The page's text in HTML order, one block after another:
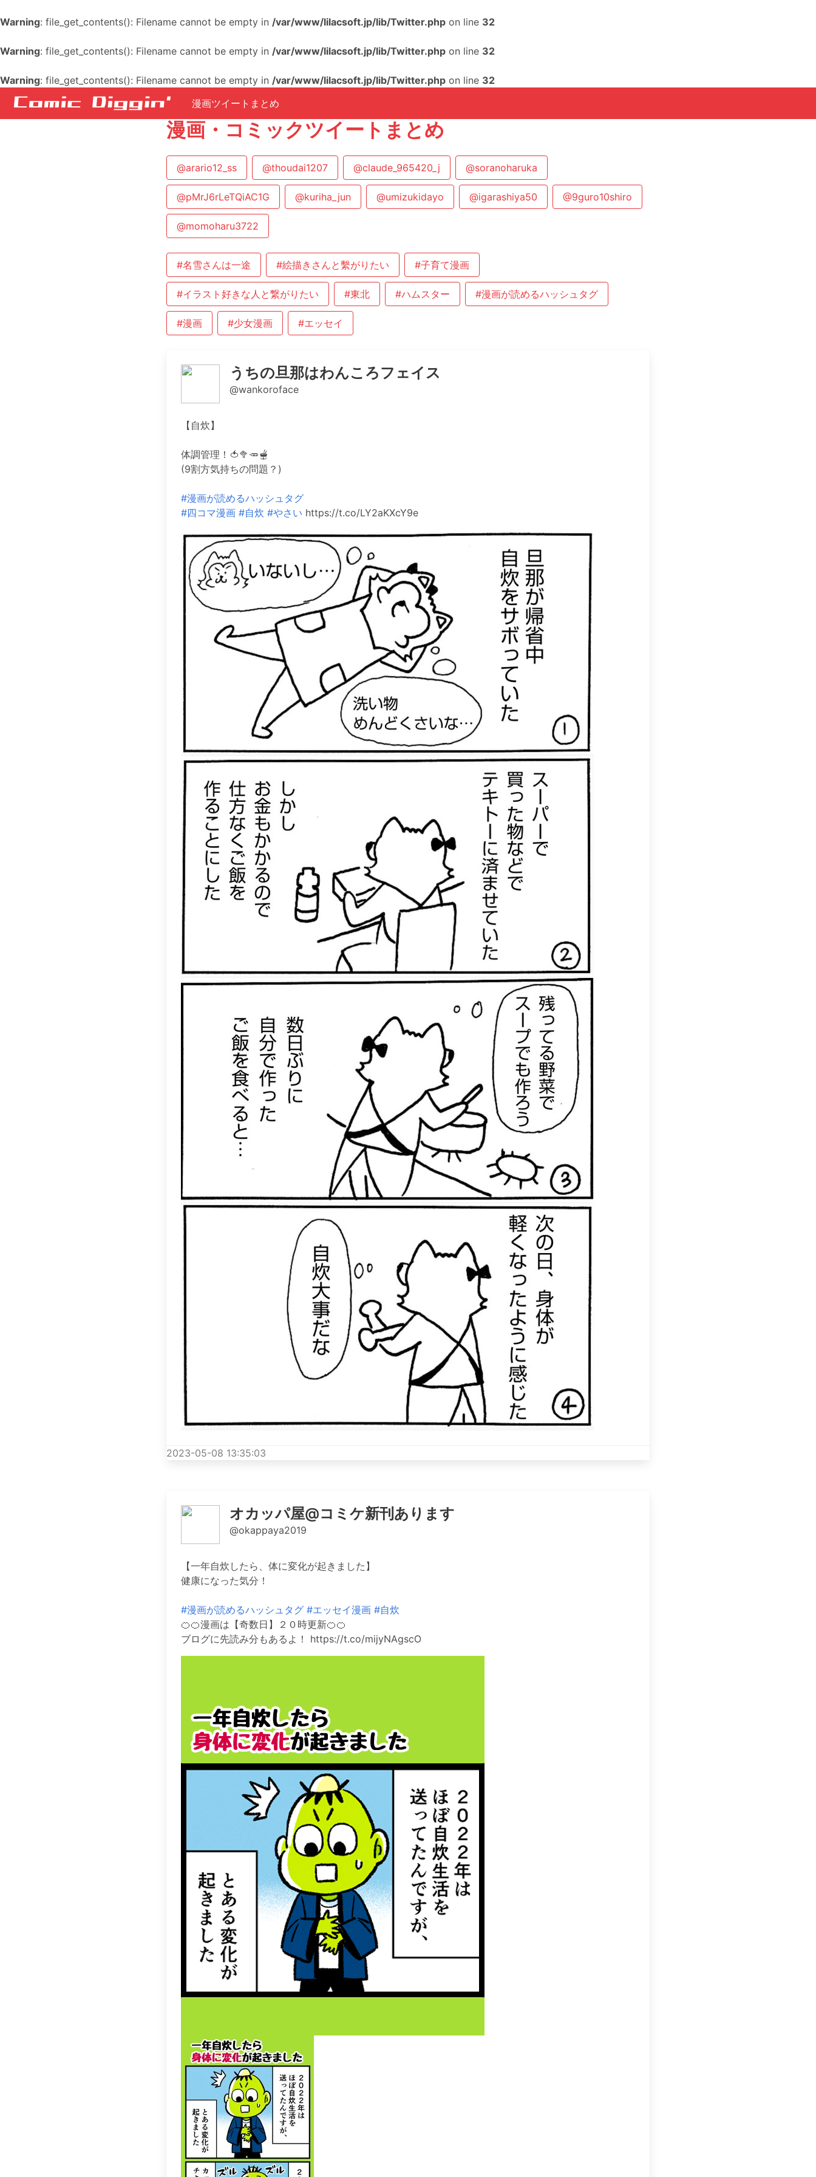
Warning: file_get_contents(): Filename cannot be empty in /var/www/lilacsoft.jp/lib/Twitter.php on line 32
Warning: file_get_contents(): Filename cannot be empty in /var/www/lilacsoft.jp/lib/Twitter.php on line 32
Warning: file_get_contents(): Filename cannot be empty in /var/www/lilacsoft.jp/lib/Twitter.php on line 32
漫画ツイートまとめ
漫画・コミックツイートまとめ
@arario12_ss @thoudai1207 @claude_965420_j @soranoharuka
@pMrJ6rLeTQiAC1G @kuriha_jun @umizukidayo @igarashiya50 @9guro10shiro
@momoharu3722
#名雪さんは一途 #絵描きさんと繫がりたい #子育て漫画
#イラスト好きな人と繋がりたい #東北 #ハムスター #漫画が読めるハッシュタグ
#漫画 #少女漫画 #エッセイ
うちの旦那はわんころフェイス
@wankoroface
【自炊】
体調管理！🍅🥦🥕🫕
(9割方気持ちの問題？)
#漫画が読めるハッシュタグ
#四コマ漫画 #自炊 #やさい https://t.co/LY2aKXcY9e
2023-05-08 13:35:03
オカッパ屋@コミケ新刊あります
@okappaya2019
【一年自炊したら、体に変化が起きました】
健康になった気分！
#漫画が読めるハッシュタグ #エッセイ漫画 #自炊
🍊🍊漫画は【奇数日】２０時更新🍊🍊
ブログに先読み分もあるよ！ https://t.co/mijyNAgscO